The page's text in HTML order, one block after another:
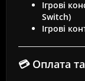
Ігрові
Switch)
Ігрові
💳 Оплата